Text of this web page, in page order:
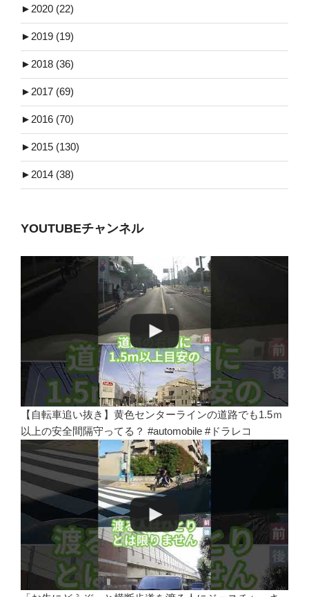
► 2020 (22)
► 2019 (19)
► 2018 (36)
► 2017 (69)
► 2016 (70)
► 2015 (130)
► 2014 (38)
YOUTUBEチャンネル
【自転車追い抜き】黄色センターラインの道路でも1.5ｍ
以上の安全間隔守ってる？ #automobile #ドラレコ